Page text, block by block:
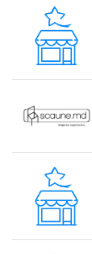
s. Sculeni
s. Țințareni
s. Todirești
s. Ulmu
s. Zubrești
sat Huzun
sat. Lozova
sat.
sat.Tipova